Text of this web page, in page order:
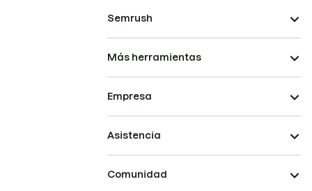
Semrush
Más herramientas
Empresa
Asistencia
Comunidad